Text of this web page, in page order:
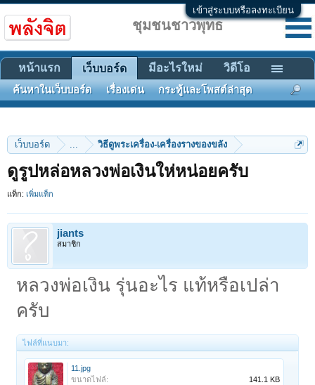
เข้าสู่ระบบหรือลงทะเบียน
เว็บบอร์ด ... วิธีดูพระเครื่อง-เครื่องรางของขลัง
ดูรูปหล่อหลวงพ่อเงินให่หน่อยครับ
แท็ก: เพิ่มแท็ก
jiants
สมาชิก
หลวงพ่อเงิน รุ่นอะไร แท้หรือเปล่า
ครับ
ไฟล์ที่แนบมา:
11.jpg
ขนาดไฟล์:
141.1 KB
ชุมชนชาวพุทธ
หน้าแรก เว็บบอร์ด
ค้นหาในเว็บบอร์ด เรื่องเด่น กระทู้และโพสต์ล่าสุด
มีอะไรใหม่ วิดีโอ